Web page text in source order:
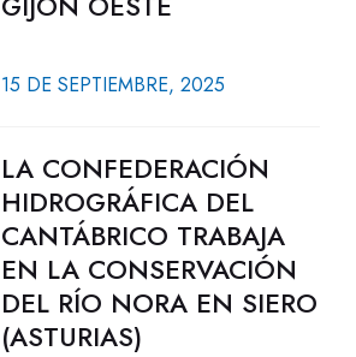
15 DE SEPTIEMBRE, 2025
LA CONFEDERACIÓN
HIDROGRÁFICA DEL
CANTÁBRICO TRABAJA
EN LA CONSERVACIÓN
DEL RÍO NORA EN SIERO
(ASTURIAS)